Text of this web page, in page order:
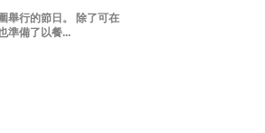
舉行的節日。 除了可在
準備了以餐...